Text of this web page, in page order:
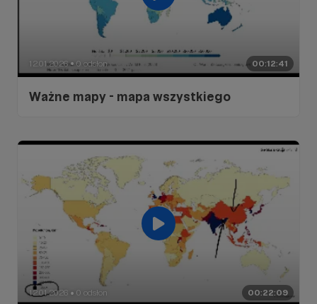
00:12:41
12.01.2026 ● 0 odsłon
Ważne mapy - mapa wszystkiego
00:22:09
12.01.2026 ● 0 odsłon